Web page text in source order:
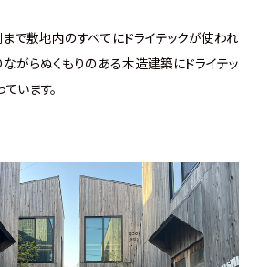
で敷地内のすべてにドライテックが使われ
ながらぬくもりのある木造建築にドライテッ
います。